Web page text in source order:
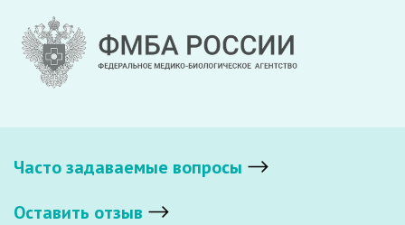
Часто задаваемые вопросы
Оставить отзыв